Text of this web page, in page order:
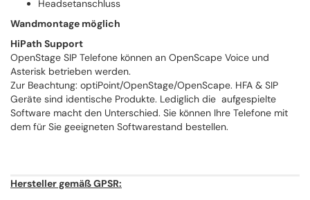
Headsetanschluss
Wandmontage möglich
HiPath Support
OpenStage SIP Telefone können an OpenScape Voice und
Asterisk betrieben werden.
Zur Beachtung: optiPoint/OpenStage/OpenScape. HFA & SIP
Geräte sind identische Produkte. Lediglich die aufgespielte
Software macht den Unterschied. Sie können Ihre Telefone mit
dem für Sie geeigneten Softwarestand bestellen.
Hersteller gemäß GPSR: